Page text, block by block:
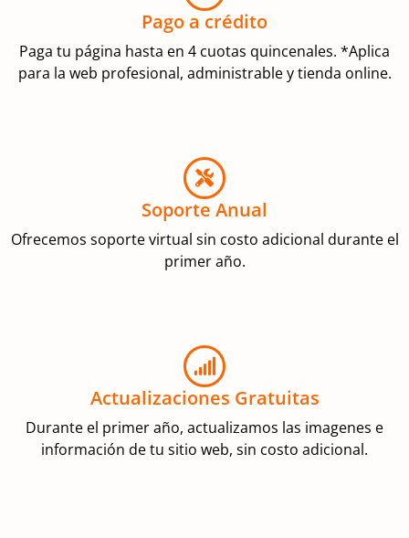
Pago a crédito
Paga tu página hasta en 4 cuotas quincenales. *Aplica
para la web profesional, administrable y tienda online.
Soporte Anual
Ofrecemos soporte virtual sin costo adicional durante el
primer año.
Actualizaciones Gratuitas
Durante el primer año, actualizamos las imagenes e
información de tu sitio web, sin costo adicional.